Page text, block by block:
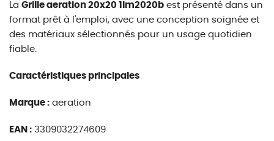
La Grille aeration 20x20 1lm2020b est présenté dans un
format prêt à l'emploi, avec une conception soignée et
des matériaux sélectionnés pour un usage quotidien
fiable.
Caractéristiques principales
Marque : aeration
EAN : 3309032274609